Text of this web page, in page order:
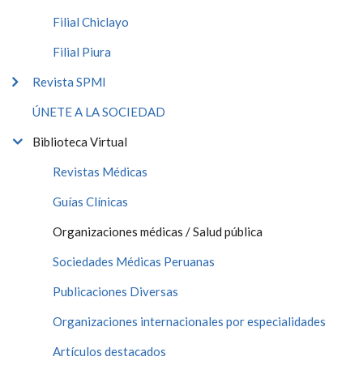
Filial Chiclayo
Filial Piura
Revista SPMI
ÚNETE A LA SOCIEDAD
Biblioteca Virtual
Revistas Médicas
Guías Clínicas
Organizaciones médicas / Salud pública
Sociedades Médicas Peruanas
Publicaciones Diversas
Organizaciones internacionales por especialidades
Artículos destacados